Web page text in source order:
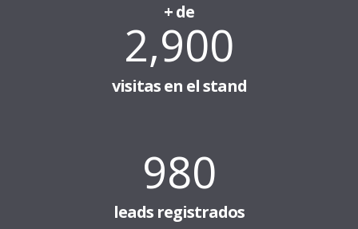
+ de
2,900
visitas en el stand
980
leads registrados